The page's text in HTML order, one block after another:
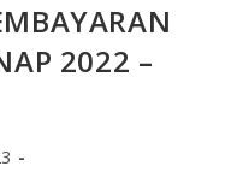
2022 –